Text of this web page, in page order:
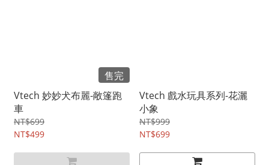
售完
Vtech 妙妙犬布麗-敞篷跑
車
NT$699
NT$499
Vtech 戲水玩具系列-花灑
小象
NT$999
NT$699